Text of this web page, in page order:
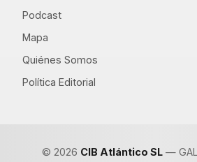
Podcast
Mapa
Quiénes Somos
Política Editorial
© 2026 CIB Atlántico SL—